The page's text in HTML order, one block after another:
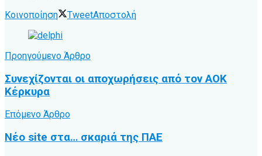
Κοινοποίηση
TweetΑποστολή
Προηγούμενο Άρθρο
Συνεχίζονται οι αποχωρήσεις από τον ΑΟΚ
Κέρκυρα
Επόμενο Άρθρο
Νέο site στα… σκαριά της ΠΑΕ